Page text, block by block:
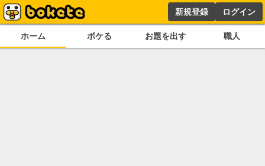
新規登録 ログイン
ホーム ボケる お題を出す 職人